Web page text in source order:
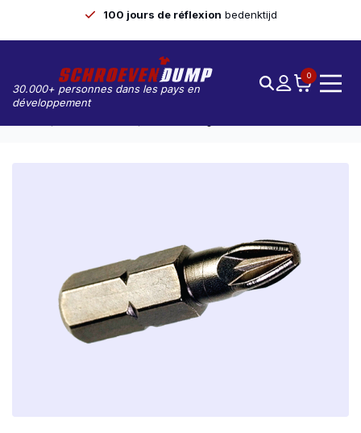
100 jours de réflexion bedenktijd
30.000+ personnes dans les pays en
développement
0